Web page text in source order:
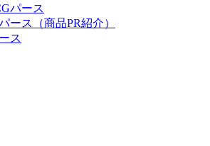
パース
ース（商品PR紹介）
ス